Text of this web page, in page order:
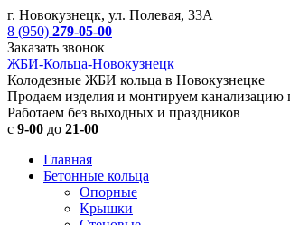
г. Новокузнецк, ул. Полевая, 33А
8 (950) 279-05-00
Заказать звонок
ЖБИ-Кольца-Новокузнецк
Колодезные ЖБИ кольца в Новокузнецке
Продаем изделия и монтируем канализацию
Работаем без выходных и праздников
с 9-00 до 21-00
Главная
Бетонные кольца
Опорные
Крышки